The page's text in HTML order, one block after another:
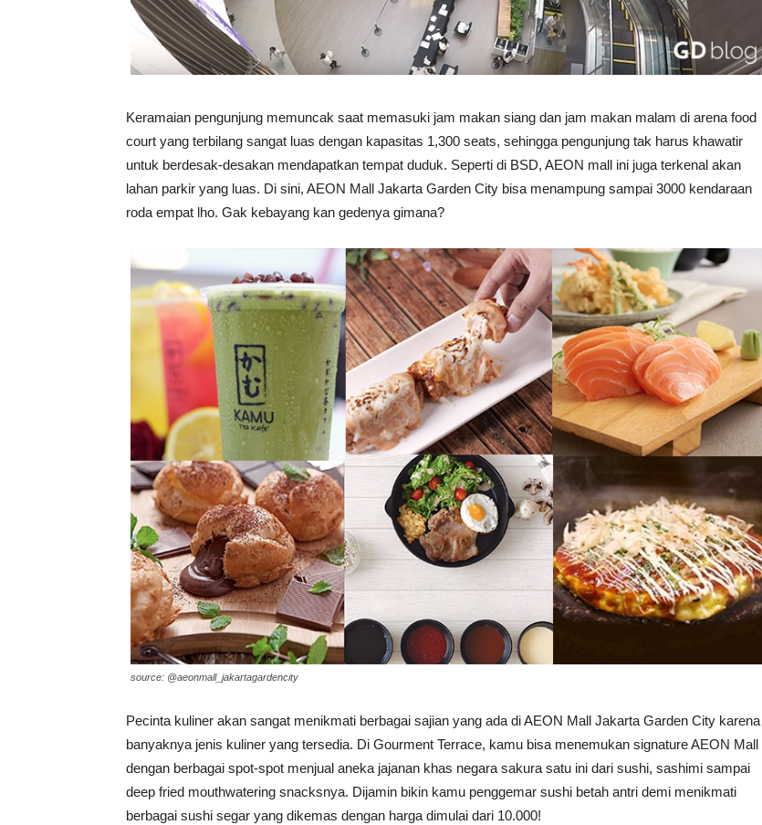
Keramaian pengunjung memuncak saat memasuki jam makan siang dan jam makan malam di arena food
court yang terbilang sangat luas dengan kapasitas 1,300 seats, sehingga pengunjung tak harus khawatir
untuk berdesak-desakan mendapatkan tempat duduk. Seperti di BSD, AEON mall ini juga terkenal akan
lahan parkir yang luas. Di sini, AEON Mall Jakarta Garden City bisa menampung sampai 3000 kendaraan
roda empat lho. Gak kebayang kan gedenya gimana?
source: @aeonmall_jakartagardencity
Pecinta kuliner akan sangat menikmati berbagai sajian yang ada di AEON Mall Jakarta Garden City karena
banyaknya jenis kuliner yang tersedia. Di Gourment Terrace, kamu bisa menemukan signature AEON Mall
dengan berbagai spot-spot menjual aneka jajanan khas negara sakura satu ini dari sushi, sashimi sampai
deep fried mouthwatering snacksnya. Dijamin bikin kamu penggemar sushi betah antri demi menikmati
berbagai sushi segar yang dikemas dengan harga dimulai dari 10.000!